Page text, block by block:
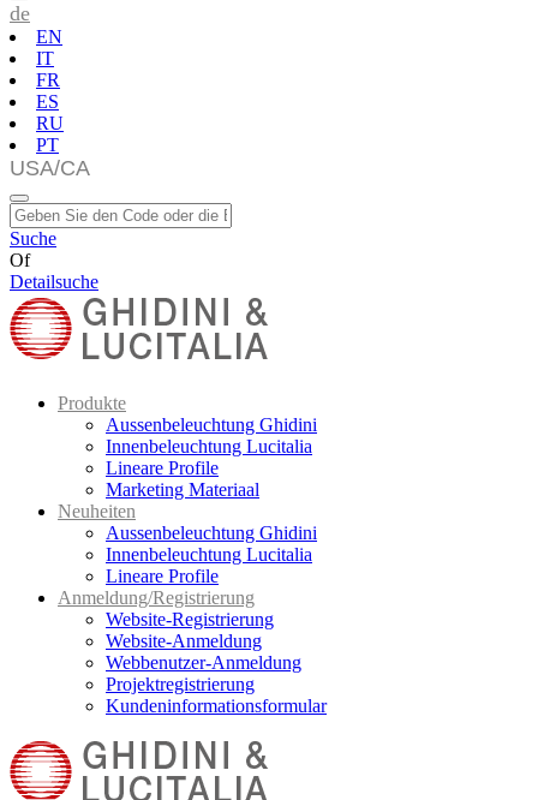
de
EN
IT
FR
ES
RU
PT
Suche
Of
Detailsuche
Produkte
Aussenbeleuchtung Ghidini
Innenbeleuchtung Lucitalia
Lineare Profile
Marketing Materiaal
Neuheiten
Aussenbeleuchtung Ghidini
Innenbeleuchtung Lucitalia
Lineare Profile
Anmeldung/Registrierung
Website-Registrierung
Website-Anmeldung
Webbenutzer-Anmeldung
Projektregistrierung
Kundeninformationsformular